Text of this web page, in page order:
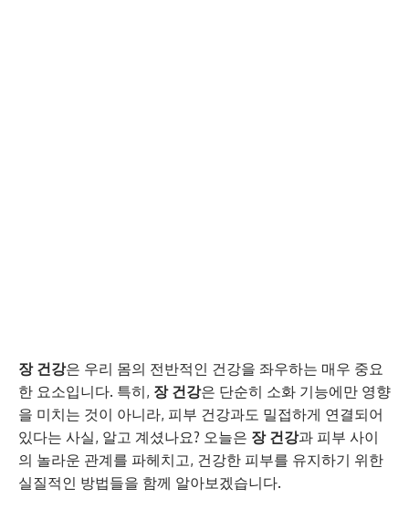
장 건강은 우리 몸의 전반적인 건강을 좌우하는 매우 중요
한 요소입니다. 특히, 장 건강은 단순히 소화 기능에만 영향
을 미치는 것이 아니라, 피부 건강과도 밀접하게 연결되어
있다는 사실, 알고 계셨나요? 오늘은 장 건강과 피부 사이
의 놀라운 관계를 파헤치고, 건강한 피부를 유지하기 위한
실질적인 방법들을 함께 알아보겠습니다.